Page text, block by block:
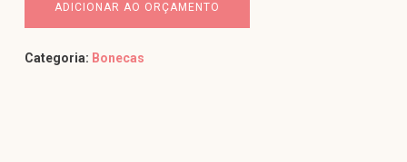
ADICIONAR AO ORÇAMENTO
Categoria: Bonecas